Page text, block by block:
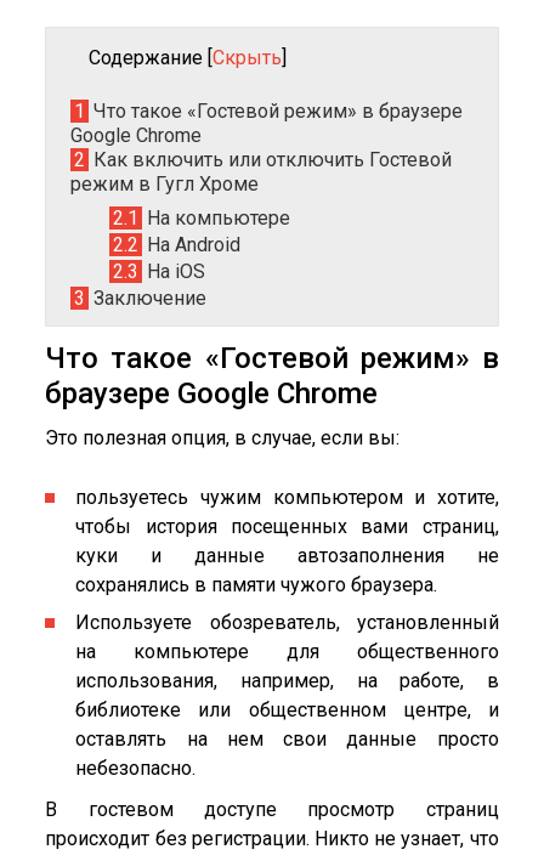
Содержание [Скрыть
1 Что такое «Гостевой режим» в браузере
Google Chrome
2 Как включить или отключить Гостевой
режим в Гугл Хроме
2.1
На компьютере
2.2 На Android
2.3
На iOS
3 Заключение
Что такое «Гостевой режим» в
браузере Google Chrome
Это полезная опция, в случае, если вы:
пользуетесь чужим компьютером и хотите,
чтобы история посещенных вами страниц,
куки и данные автозаполнения не
сохранялись в памяти чужого браузера.
Используете обозреватель, установленный
на компьютере для общественного
использования, например, на работе, в
библиотеке или общественном центре, и
оставлять на нем свои данные просто
небезопасно.
В гостевом доступе просмотр страниц
происходит без регистрации. Никто не узнает, что